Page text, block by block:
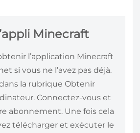
Minecraft
l’application Minecraft
si vous ne l’avez pas déjà.
la rubrique Obtenir
Connectez-vous et
abonnement. Une fois cela
télécharger et exécuter le